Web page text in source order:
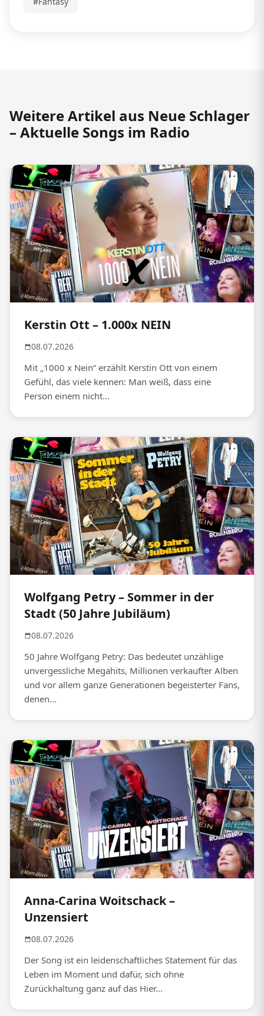
Weitere Artikel aus Neue Schlager
– Aktuelle Songs im Radio
Kerstin Ott – 1.000x NEIN
08.07.2026
Mit „1000 x Nein“ erzählt Kerstin Ott von einem
Gefühl, das viele kennen: Man weiß, dass eine
Person einem nicht...
Wolfgang Petry – Sommer in der
Stadt (50 Jahre Jubiläum)
08.07.2026
50 Jahre Wolfgang Petry: Das bedeutet unzählige
unvergessliche Megahits, Millionen verkaufter Alben
und vor allem ganze Generationen begeisterter Fans,
denen...
Anna-Carina Woitschack –
Unzensiert
08.07.2026
Der Song ist ein leidenschaftliches Statement für das
Leben im Moment und dafür, sich ohne
Zurückhaltung ganz auf das Hier...